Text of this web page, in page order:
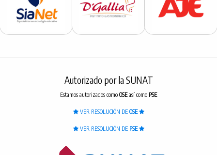
Autorizado por la SUNAT
Estamos autorizados como OSEasí como PSE
VER RESOLUCIÓN DE OSE
VER RESOLUCIÓN DE PSE